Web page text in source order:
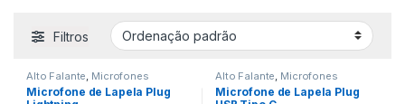
Filtros
Alto Falante Microfones
Microfone de Lapela Plug
Alto Falante Microfones
Microfone de Lapela Plug